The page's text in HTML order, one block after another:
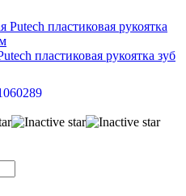
пластиковая рукоятка зуб